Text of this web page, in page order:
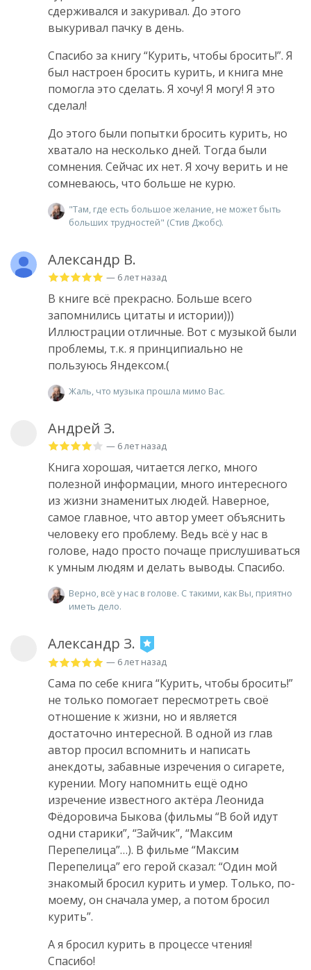
сдерживался и закуривал. До этого
выкуривал пачку в день.
Спасибо за книгу “Курить, чтобы бросить!”. Я
был настроен бросить курить, и книга мне
помогла это сделать. Я хочу! Я могу! Я это
сделал!
До этого были попытки бросить курить, но
хватало на несколько дней. Тогда были
сомнения. Сейчас их нет. Я хочу верить и не
сомневаюсь, что больше не курю.
"Там, где есть большое желание, не может быть
больших трудностей" (Стив Джобс).
Александр В.
— 6 лет назад
В книге всё прекрасно. Больше всего
запомнились цитаты и истории)))
Иллюстрации отличные. Вот с музыкой были
проблемы, т.к. я принципиально не
пользуюсь Яндексом.(
Жаль, что музыка прошла мимо Вас.
Андрей З.
— 6 лет назад
Книга хорошая, читается легко, много
полезной информации, много интересного
из жизни знаменитых людей. Наверное,
самое главное, что автор умеет объяснить
человеку его проблему. Ведь всё у нас в
голове, надо просто почаще прислушиваться
к умным людям и делать выводы. Спасибо.
Верно, всё у нас в голове. С такими, как Вы, приятно
иметь дело.
Александр З.
— 6 лет назад
Сама по себе книга “Курить, чтобы бросить!”
не только помогает пересмотреть своё
отношение к жизни, но и является
достаточно интересной. В одной из глав
автор просил вспомнить и написать
анекдоты, забавные изречения о сигарете,
курении. Могу напомнить ещё одно
изречение известного актёра Леонида
Фёдоровича Быкова (фильмы “В бой идут
одни старики”, “Зайчик”, “Максим
Перепелица”…). В фильме “Максим
Перепелица” его герой сказал: “Один мой
знакомый бросил курить и умер. Только, по-
моему, он сначала умер, а потом бросил
курить”.
А я бросил курить в процессе чтения!
Спасибо!